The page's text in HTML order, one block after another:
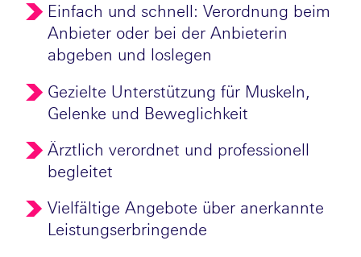
Einfach und schnell: Verordnung beim
Anbieter oder bei der Anbieterin
abgeben und loslegen
Gezielte Unterstützung für Muskeln,
Gelenke und Beweglichkeit
Ärztlich verordnet und professionell
begleitet
Vielfältige Angebote über anerkannte
Leistungserbringende